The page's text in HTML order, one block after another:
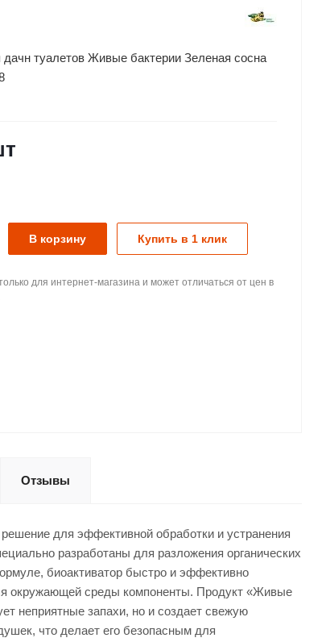
дачн туалетов Живые бактерии Зеленая сосна
В корзину Купить в 1 клик
для интернет-магазина и может отличаться от цен в
Отзывы
для эффективной обработки и устранения
разработаны для разложения органических
биоактиватор быстро и эффективно
окружающей среды компоненты. Продукт «Живые
неприятные запахи, но и создает свежую
что делает его безопасным для